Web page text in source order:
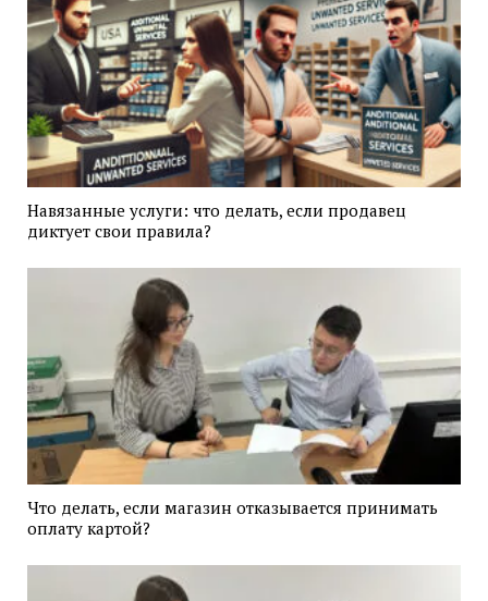
Навязанные услуги: что делать, если продавец
диктует свои правила?
Что делать, если магазин отказывается принимать
оплату картой?